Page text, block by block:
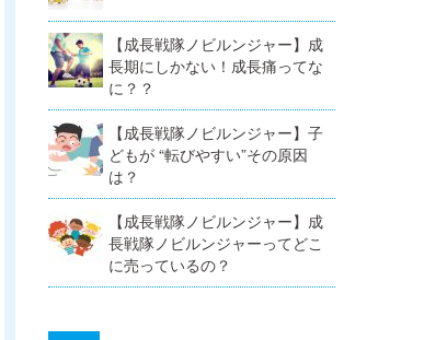
【成長戦隊ノビルンジャー】成
長期にしかない！成長痛ってな
に？？
【成長戦隊ノビルンジャー】子
どもが “転びやすい”その原因
は？
【成長戦隊ノビルンジャー】成
長戦隊ノビルンジャーってどこ
に売っているの？